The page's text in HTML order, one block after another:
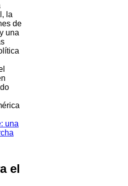
la
de
una
una
el